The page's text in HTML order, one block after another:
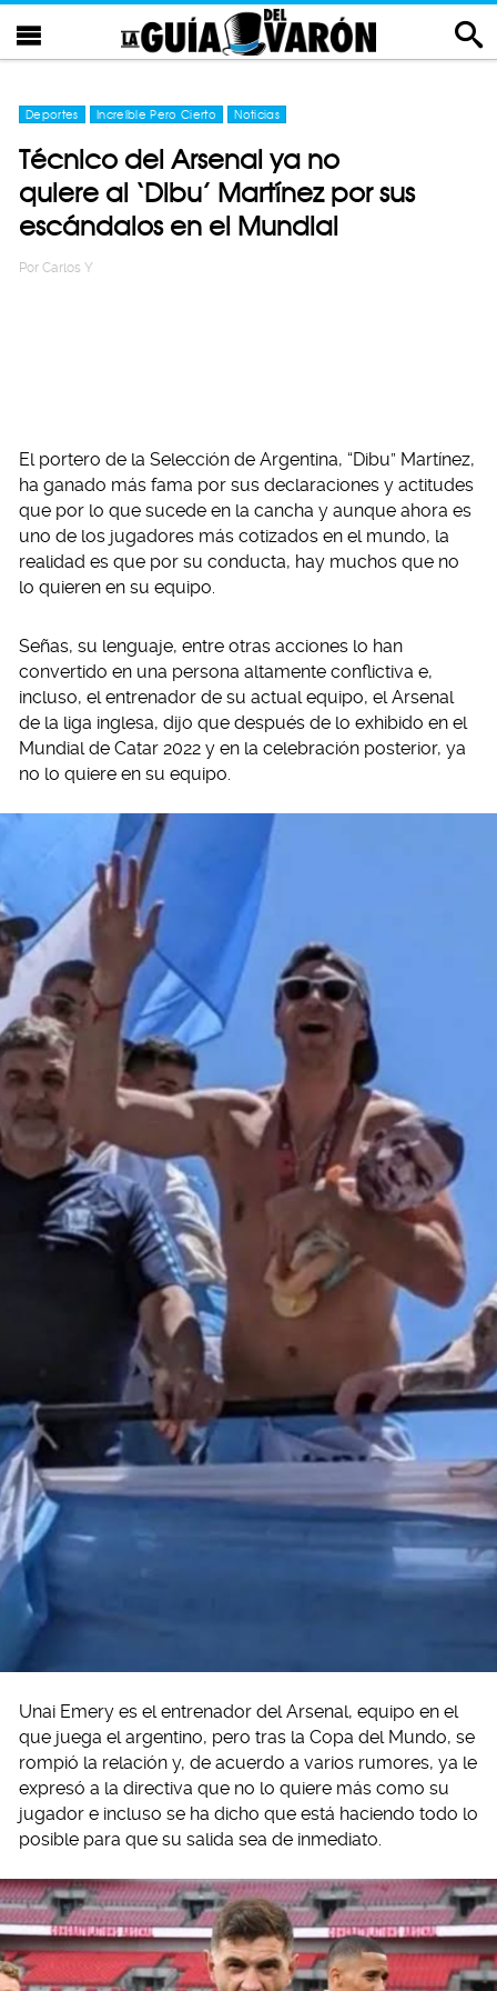
Deportes Increíble Pero Cierto Noticias
Técnico del Arsenal ya no
quiere al ‘Dibu’ Martínez por sus
escándalos en el Mundial
Por Carlos Y
El portero de la Selección de Argentina, “Dibu” Martínez,
ha ganado más fama por sus declaraciones y actitudes
que por lo que sucede en la cancha y aunque ahora es
uno de los jugadores más cotizados en el mundo, la
realidad es que por su conducta, hay muchos que no
lo quieren en su equipo.
Señas, su lenguaje, entre otras acciones lo han
convertido en una persona altamente conflictiva e,
incluso, el entrenador de su actual equipo, el Arsenal
de la liga inglesa, dijo que después de lo exhibido en el
Mundial de Catar 2022 y en la celebración posterior, ya
no lo quiere en su equipo.
Unai Emery es el entrenador del Arsenal, equipo en el
que juega el argentino, pero tras la Copa del Mundo, se
rompió la relación y, de acuerdo a varios rumores, ya le
expresó a la directiva que no lo quiere más como su
jugador e incluso se ha dicho que está haciendo todo lo
posible para que su salida sea de inmediato.